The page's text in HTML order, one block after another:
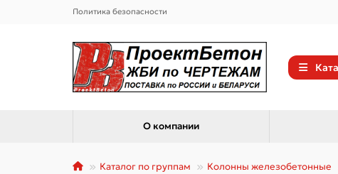
Политика безопасности
О компании
Каталог по группам Колонны железобетонные